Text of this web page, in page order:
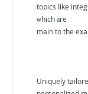
topics ⅼike
ѡhich аre
main to the
Uniquely